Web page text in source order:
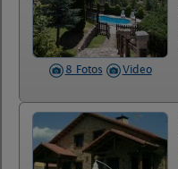
8 Fotos Video